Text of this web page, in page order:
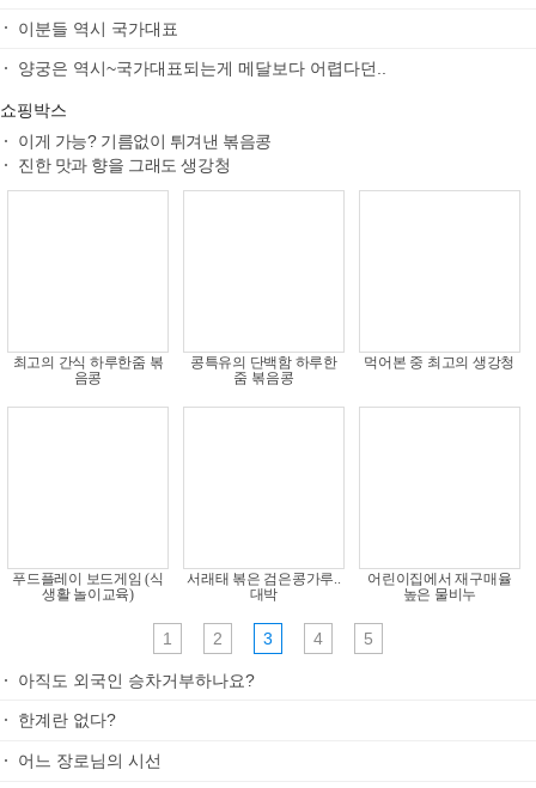
이분들 역시 국가대표
양궁은 역시~국가대표되는게 메달보다 어렵다던..
쇼핑박스
이게 가능? 기름없이 튀겨낸 볶음콩
진한 맛과 향을 그래도 생강청
최고의 간식 하루한줌 볶
음콩
콩특유의 단백함 하루한
줌 볶음콩
먹어본 중 최고의 생강청
푸드플레이 보드게임 (식
생활 놀이교육)
서래태 볶은 검은콩가루..
대박
어린이집에서 재구매율
높은 물비누
1 2 3 4 5
아직도 외국인 승차거부하나요?
한계란 없다?
어느 장로님의 시선